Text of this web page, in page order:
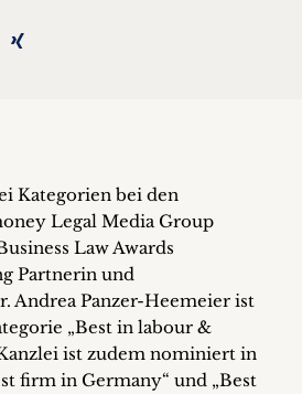
Kategorien bei den
Legal Media Group
Law Awards
Partnerin und
Andrea Panzer-Heemeier ist
„Best in labour &
ist zudem nominiert in
firm in Germany“ und „Best